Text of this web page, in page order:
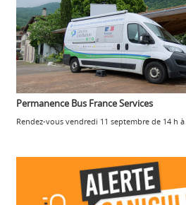
Permanence Bus France Services
Rendez-vous vendredi 11 septembre de 14 h à